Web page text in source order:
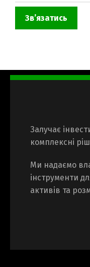
Залучає
комплексні
Ми надаємо
інструменти
активів та